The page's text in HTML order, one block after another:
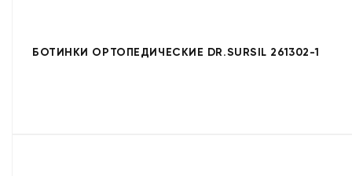
БОТИНКИ ОРТОПЕДИЧЕСКИЕ DR.SURSIL 261302-1